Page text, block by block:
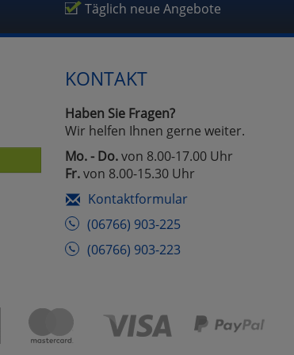
Täglich neue Angebote
KONTAKT
Haben Sie Fragen?
Wir helfen Ihnen gerne weiter.
Mo. - Do.von 8.00-17.00 Uhr
Fr.von 8.00-15.30 Uhr
Kontaktformular
(06766) 903-225
(06766) 903-223